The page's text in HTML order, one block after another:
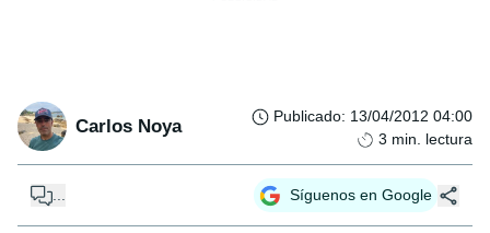
Carlos Noya Publicado: 13/04/2012 04:00
3 min. lectura
... Síguenos en Google